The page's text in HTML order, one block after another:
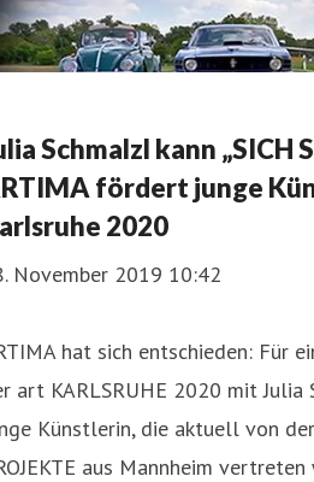
Schmalzl kann „SICH
fördert junge
2020
November 2019 10:42
hat sich entschieden: Für
art KARLSRUHE 2020 mit Julia
Künstlerin, die aktuell von
aus Mannheim